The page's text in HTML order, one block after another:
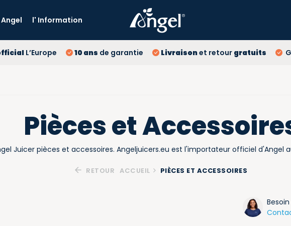
l' Information
10 ans
L’Europe 10 ans de garantie Livraisonet retour gratuits
Pièces et
Juicer pièces et accessoires. Angeljuicers.eu est l'importateur officiel d'Angel
RETOUR ACCUEIL PIÈCES ET ACCESSOIRES